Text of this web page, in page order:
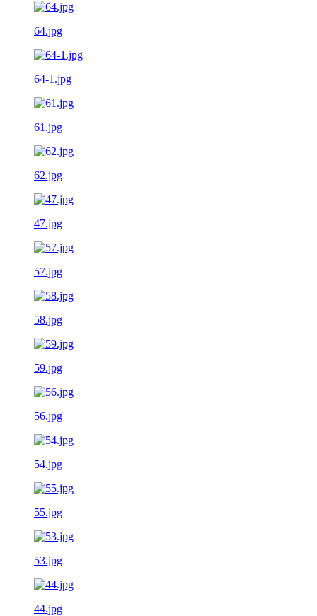
64.jpg
64-1.jpg
61.jpg
62.jpg
47.jpg
57.jpg
58.jpg
59.jpg
56.jpg
54.jpg
55.jpg
53.jpg
44.jpg